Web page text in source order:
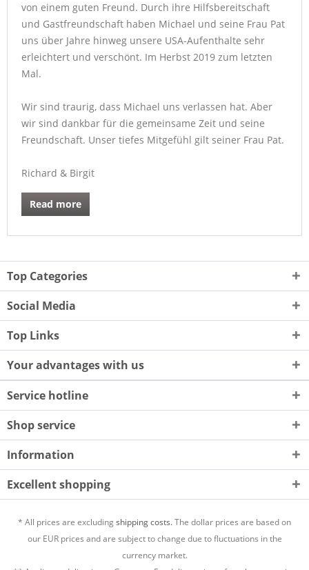
von einem guten Freund. Durch ihre Hilfsbereitschaft
und Gastfreundschaft haben Michael und seine Frau Pat
uns über Jahre hinweg unsere USA-Aufenthalte sehr
erleichtert und verschönt. Im Herbst 2019 zum letzten
Mal.
Wir sind traurig, dass Michael uns verlassen hat. Aber
wir sind dankbar für die gemeinsame Zeit und seine
Freundschaft. Unser tiefes Mitgefühl gilt seiner Frau Pat.
Richard & Birgit
Read more
Top Categories
Social Media
Top Links
Your advantages with us
Service hotline
Shop service
Information
Excellent shopping
* All prices are excludingshipping costs.The dollar prices are based on
our EUR prices and are subject to change due to fluctuations in the
currency market.